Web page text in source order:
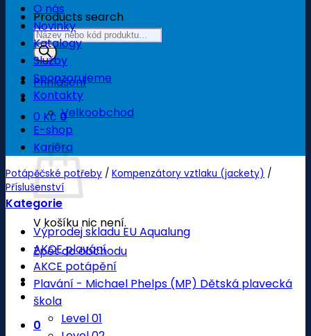
Products search
Přihlášení
0 Kč 0
Košík
V košíku nic není.
Zpět do obchodu
0
O nás
Novinky
Katalogy
Služby
Sponzorujeme
Kontakty
Velkoobchod
E-shop
Kariéra
Potápěčské potřeby / Kompenzátory vztlaku (jackety) /
Příslušenství
Kategorie
Výprodej skladu EU Aqualung
AKCE plavání
AKCE potápění
Plavání - Michael Phelps (MP) Dětská plavecká
škola
Level 01